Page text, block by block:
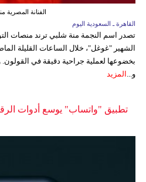
الفنانة المصرية
القاهرة ـ السعودية اليوم
تصدر اسم النجمة منة شلبي ترند منصات
الشهير "غوغل"، خلال الساعات القليلة
بخضوعها لعملية جراحية دقيقة في القولون.
و... المزيد
تطبيق "واتساب" يوسع أدوات